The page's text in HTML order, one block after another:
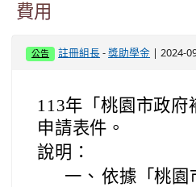
費用
公告 註冊組長 -獎助學金 | 2024-
113年「桃園市政
申請表件。
說明：
一、 依據「桃園